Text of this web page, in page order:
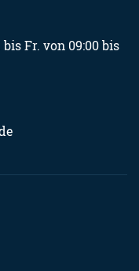
Fr. von 09:00 bis